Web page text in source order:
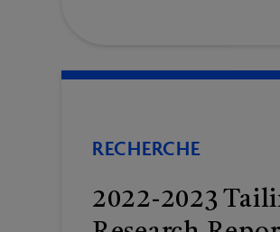
RECHERCHE
2022-2023